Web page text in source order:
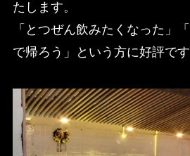
たします。
「とつぜん飲みたくなった」
で帰ろう」という方に好評で